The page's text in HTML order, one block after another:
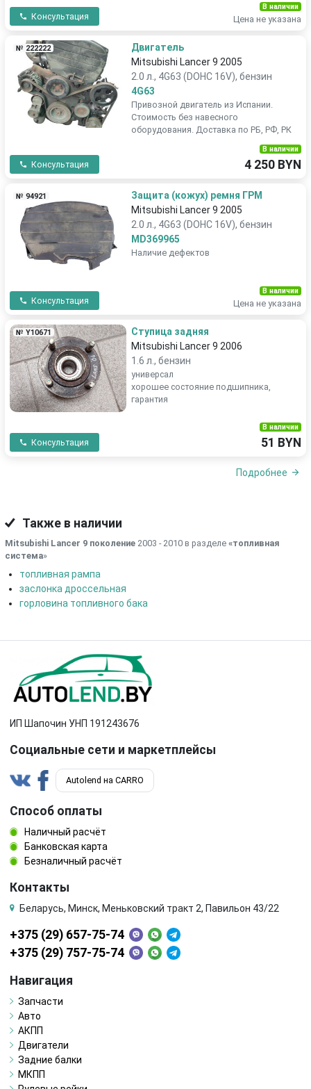
Консультация
В наличии
Цена не указана
№ 222222
Двигатель
Mitsubishi Lancer 9 2005
2.0 л., 4G63 (DOHC 16V), бензин
4G63
Привозной двигатель из Испании.
Стоимость без навесного
оборудования. Доставка по РБ, РФ, РК
Консультация
В наличии
4 250 BYN
№ 94921
Защита (кожух) ремня ГРМ
Mitsubishi Lancer 9 2005
2.0 л., 4G63 (DOHC 16V), бензин
MD369965
Наличие дефектов
Консультация
В наличии
Цена не указана
№ Y10671
Ступица задняя
Mitsubishi Lancer 9 2006
1.6 л., бензин
универсал
хорошее состояние подшипника,
гарантия
Консультация
В наличии
51 BYN
Подробнее
Также в наличии
Mitsubishi Lancer 9 поколение 2003 - 2010 в разделе «топливная
система»
топливная рампа
заслонка дроссельная
горловина топливного бака
ИП Шапочин УНП 191243676
Социальные сети и маркетплейсы
Autolend на CARRO
Способ оплаты
Наличный расчёт
Банковская карта
Безналичный расчёт
Контакты
Беларусь, Минск, Меньковский тракт 2, Павильон 43/22
+375 (29) 657-75-74
+375 (29) 757-75-74
Навигация
Запчасти
Авто
АКПП
Двигатели
Задние балки
МКПП